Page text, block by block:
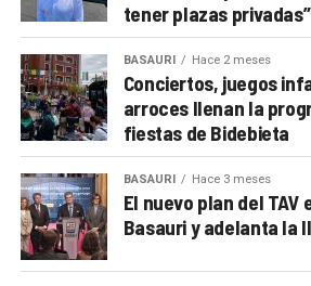
tener plazas privadas”
BASAURI Hace 2 meses
Conciertos, juegos
arroces llenan la
fiestas de Bidebieta
BASAURI Hace 3 meses
El nuevo plan del TAV
Basauri y adelanta la